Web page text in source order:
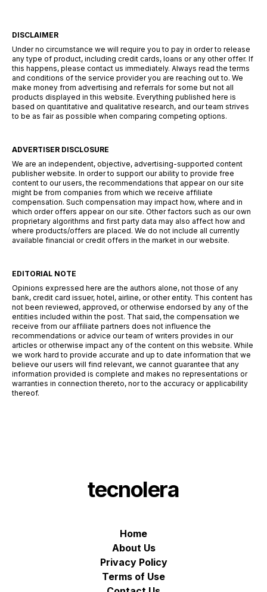
DISCLAIMER
Under no circumstance we will require you to pay in order to release
any type of product, including credit cards, loans or any other offer. If
this happens, please contact us immediately. Always read the terms
and conditions of the service provider you are reaching out to. We
make money from advertising and referrals for some but not all
products displayed in this website. Everything published here is
based on quantitative and qualitative research, and our team strives
to be as fair as possible when comparing competing options.
ADVERTISER DISCLOSURE
We are an independent, objective, advertising-supported content
publisher website. In order to support our ability to provide free
content to our users, the recommendations that appear on our site
might be from companies from which we receive affiliate
compensation. Such compensation may impact how, where and in
which order offers appear on our site. Other factors such as our own
proprietary algorithms and first party data may also affect how and
where products/offers are placed. We do not include all currently
available financial or credit offers in the market in our website.
EDITORIAL NOTE
Opinions expressed here are the authors alone, not those of any
bank, credit card issuer, hotel, airline, or other entity. This content has
not been reviewed, approved, or otherwise endorsed by any of the
entities included within the post. That said, the compensation we
receive from our affiliate partners does not influence the
recommendations or advice our team of writers provides in our
articles or otherwise impact any of the content on this website. While
we work hard to provide accurate and up to date information that we
believe our users will find relevant, we cannot guarantee that any
information provided is complete and makes no representations or
warranties in connection thereto, nor to the accuracy or applicability
thereof.
tecnolera
Home
About Us
Privacy Policy
Terms of Use